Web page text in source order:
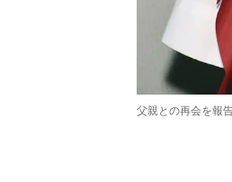
父親との再会を報